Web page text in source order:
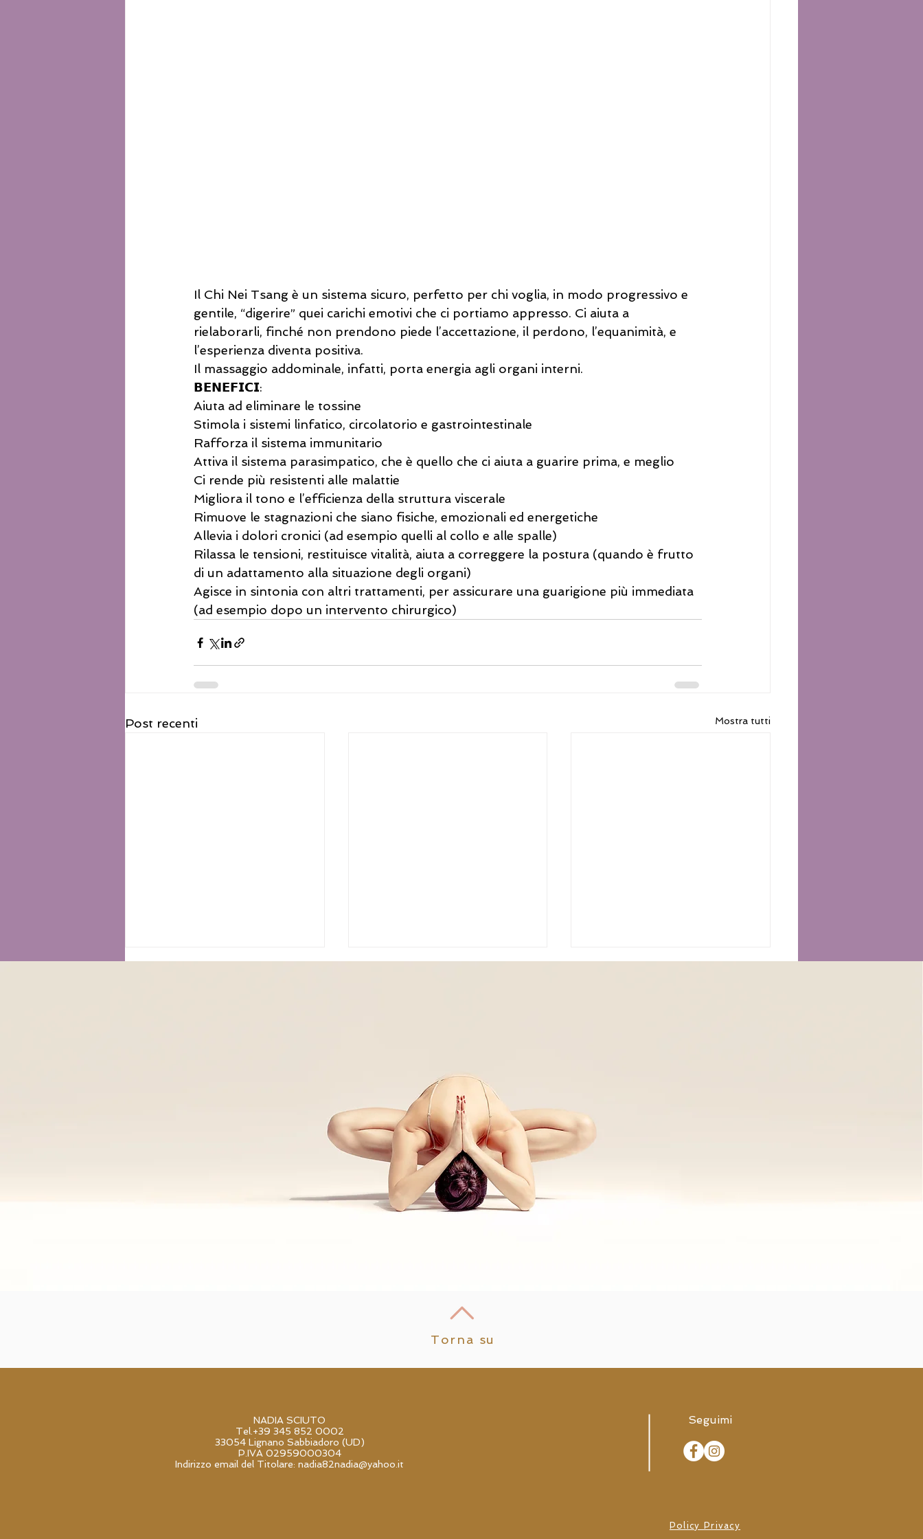
Il Chi Nei Tsang è un sistema sicuro, perfetto per chi voglia, in modo progressivo e
gentile, “digerire” quei carichi emotivi che ci portiamo appresso. Ci aiuta a
rielaborarli, finché non prendono piede l’accettazione, il perdono, l’equanimità, e
l’esperienza diventa positiva.
Il massaggio addominale, infatti, porta energia agli organi interni.
𝗕𝗘𝗡𝗘𝗙𝗜𝗖𝗜:
Aiuta ad eliminare le tossine
Stimola i sistemi linfatico, circolatorio e gastrointestinale
Rafforza il sistema immunitario
Attiva il sistema parasimpatico, che è quello che ci aiuta a guarire prima, e meglio
Ci rende più resistenti alle malattie
Migliora il tono e l’efficienza della struttura viscerale
Rimuove le stagnazioni che siano fisiche, emozionali ed energetiche
Allevia i dolori cronici (ad esempio quelli al collo e alle spalle)
Rilassa le tensioni, restituisce vitalità, aiuta a correggere la postura (quando è frutto
di un adattamento alla situazione degli organi)
Agisce in sintonia con altri trattamenti, per assicurare una guarigione più immediata
(ad esempio dopo un intervento chirurgico)
Post recenti Mostra tutti
𝐌𝐄𝐃𝐈𝐓𝐀𝐙𝐈𝐎𝐍𝐄 𝐒𝐎𝐍𝐎𝐑𝐀
𝐀𝐋𝐋𝐀 𝐑𝐄𝐆𝐈𝐍𝐀 𝐃𝐄𝐋 𝐁𝐎𝐒𝐂𝐎
Torna su
NADIA SCIUTO
Tel.+39 345 852 0002
33054 Lignano Sabbiadoro (UD)
P.IVA 02959000304
Indirizzo email del Titolare: nadia82nadia@yahoo.it
Seguimi
Policy Privacy